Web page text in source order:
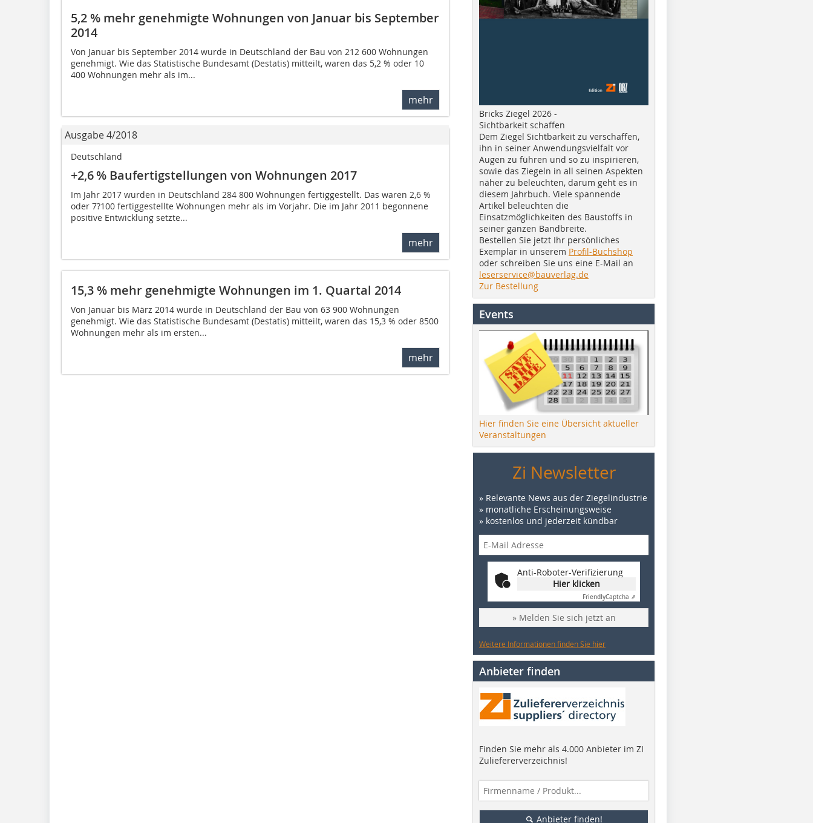
5,2 % mehr genehmigte Wohnungen von Januar bis September
2014
Von Januar bis September 2014 wurde in Deutschland der Bau von 212 600 Wohnungen
genehmigt. Wie das Statistische Bundesamt (Destatis) mitteilt, waren das 5,2 % oder 10
400 Wohnungen mehr als im...
mehr
Ausgabe 4/2018
Deutschland
+2,6 % Baufertigstellungen von Wohnungen 2017
Im Jahr 2017 wurden in Deutschland 284 800 Wohnungen fertiggestellt. Das waren 2,6 %
oder 7?100 fertiggestellte Wohnungen mehr als im Vorjahr. Die im Jahr 2011 begonnene
positive Entwicklung setzte...
mehr
15,3 % mehr genehmigte Wohnungen im 1. Quartal 2014
Von Januar bis März 2014 wurde in Deutschland der Bau von 63 900 Wohnungen
genehmigt. Wie das Statistische Bundesamt (Destatis) mitteilt, waren das 15,3 % oder 8500
Wohnungen mehr als im ersten...
mehr
Bricks Ziegel 2026 -
Sichtbarkeit schaffen
Dem Ziegel Sichtbarkeit zu verschaffen,
ihn in seiner Anwendungsvielfalt vor
Augen zu führen und so zu inspirieren,
sowie das Ziegeln in all seinen Aspekten
näher zu beleuchten, darum geht es in
diesem Jahrbuch. Viele spannende
Artikel beleuchten die
Einsatzmöglichkeiten des Baustoffs in
seiner ganzen Bandbreite.
Bestellen Sie jetzt Ihr persönliches
Exemplar in unserem Profil-Buchshop
oder schreiben Sie uns eine E-Mail an
leserservice@bauverlag.de
Zur Bestellung
Events
Hier finden Sie eine Übersicht aktueller
Veranstaltungen
Zi Newsletter
» Relevante News aus der Ziegelindustrie
» monatliche Erscheinungsweise
» kostenlos und jederzeit kündbar
Anti-Roboter-Verifizierung
Hier klicken
FriendlyCaptcha ⇗
» Melden Sie sich jetzt an
Weitere Informationen finden Sie hier
Anbieter finden
Finden Sie mehr als 4.000 Anbieter im ZI
Zuliefererverzeichnis!
Anbieter finden!